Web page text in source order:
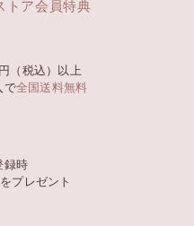
トア会員特典
（税込）以上
で全国送料無料
録時
をプレゼント